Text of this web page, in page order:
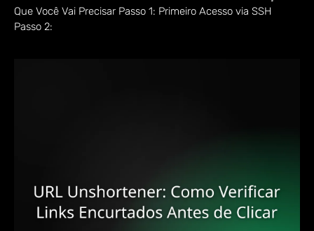
Que Você Vai Precisar Passo 1: Primeiro Acesso via SSH
Passo 2: